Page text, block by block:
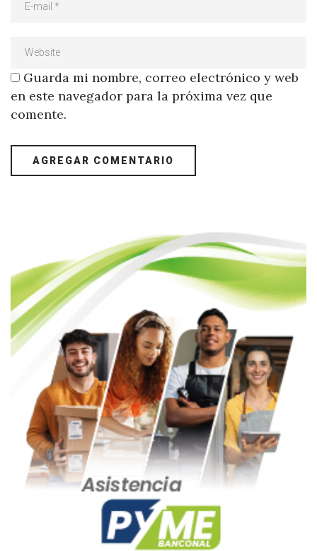
Guarda mi nombre, correo electrónico y web
en este navegador para la próxima vez que
comente.